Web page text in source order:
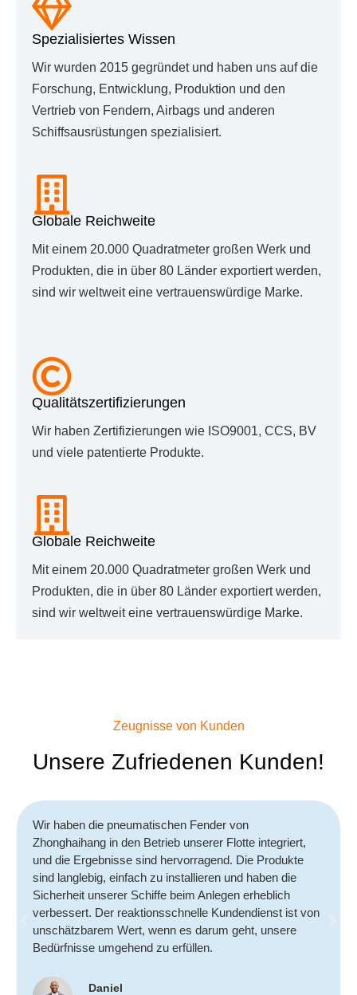
Spezialisiertes Wissen
Wir wurden 2015 gegründet und haben uns auf die
Forschung, Entwicklung, Produktion und den
Vertrieb von Fendern, Airbags und anderen
Schiffsausrüstungen spezialisiert.
Globale Reichweite
Mit einem 20.000 Quadratmeter großen Werk und
Produkten, die in über 80 Länder exportiert werden,
sind wir weltweit eine vertrauenswürdige Marke.
Qualitätszertifizierungen
Wir haben Zertifizierungen wie ISO9001, CCS, BV
und viele patentierte Produkte.
Globale Reichweite
Mit einem 20.000 Quadratmeter großen Werk und
Produkten, die in über 80 Länder exportiert werden,
sind wir weltweit eine vertrauenswürdige Marke.
Zeugnisse von Kunden
Unsere Zufriedenen Kunden!
Wir haben die pneumatischen Fender von
Zhonghaihang in den Betrieb unserer Flotte integriert,
und die Ergebnisse sind hervorragend. Die Produkte
sind langlebig, einfach zu installieren und haben die
Sicherheit unserer Schiffe beim Anlegen erheblich
verbessert. Der reaktionsschnelle Kundendienst ist von
unschätzbarem Wert, wenn es darum geht, unsere
Bedürfnisse umgehend zu erfüllen.
Daniel